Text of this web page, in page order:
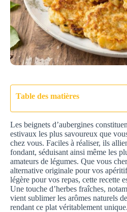
Table des matières
Les beignets d’aubergines
estivaux les plus savoureux que
chez vous. Faciles à réaliser, ils
fondant, séduisant ainsi même les
amateurs de légumes. Que vous
alternative originale pour vos
légère pour vos repas, cette recette
Une touche d’herbes fraîches,
vient sublimer les arômes naturels
rendant ce plat véritablement unique.